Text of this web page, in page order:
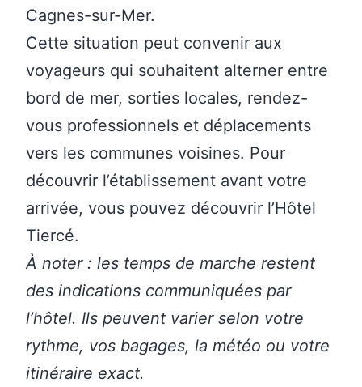
Cagnes-sur-Mer.
Cette situation peut convenir aux
voyageurs qui souhaitent alterner entre
bord de mer, sorties locales, rendez-
vous professionnels et déplacements
vers les communes voisines. Pour
découvrir l’établissement avant votre
arrivée, vous pouvez découvrir l’Hôtel
Tiercé.
À noter : les temps de marche restent
des indications communiquées par
l’hôtel. Ils peuvent varier selon votre
rythme, vos bagages, la météo ou votre
itinéraire exact.